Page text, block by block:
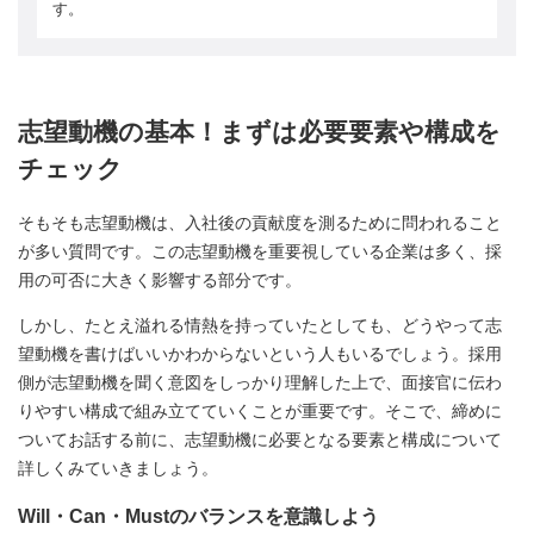
す。
志望動機の基本！まずは必要要素や構成を
チェック
そもそも志望動機は、入社後の貢献度を測るために問われること
が多い質問です。この志望動機を重要視している企業は多く、採
用の可否に大きく影響する部分です。
しかし、たとえ溢れる情熱を持っていたとしても、どうやって志
望動機を書けばいいかわからないという人もいるでしょう。採用
側が志望動機を聞く意図をしっかり理解した上で、面接官に伝わ
りやすい構成で組み立てていくことが重要です。そこで、締めに
ついてお話する前に、志望動機に必要となる要素と構成について
詳しくみていきましょう。
Will・Can・Mustのバランスを意識しよう